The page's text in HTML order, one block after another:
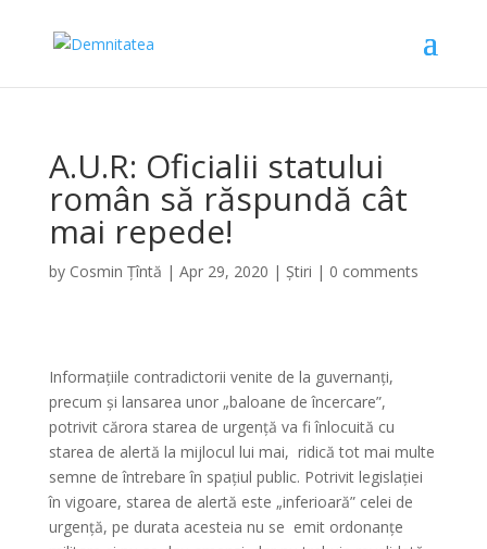
A.U.R: Oficialii statului
român să răspundă cât
mai repede!
by Cosmin Țîntă | Apr 29, 2020 | Știri | 0 comments
Informațiile contradictorii venite de la guvernanți,
precum și lansarea unor „baloane de încercare”,
potrivit cărora starea de urgență va fi înlocuită cu
starea de alertă la mijlocul lui mai, ridică tot mai multe
semne de întrebare în spațiul public. Potrivit legislației
în vigoare, starea de alertă este „inferioară” celei de
urgență, pe durata acesteia nu se emit ordonanțe